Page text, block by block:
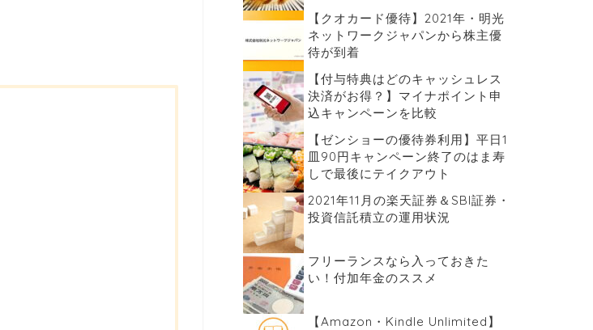
【クオカード優待】2021年・明光
ネットワークジャパンから株主優
待が到着
【付与特典はどのキャッシュレス
決済がお得？】マイナポイント申
込キャンペーンを比較
【ゼンショーの優待券利用】平日1
皿90円キャンペーン終了のはま寿
しで最後にテイクアウト
2021年11月の楽天証券＆SBI証券・
投資信託積立の運用状況
フリーランスなら入っておきた
い！付加年金のススメ
【Amazon・Kindle Unlimited】